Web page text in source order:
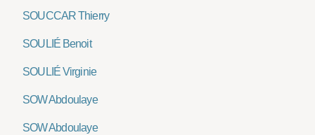
SOUCCAR Thierry
SOULIÉ Benoit
SOULIÉ Virginie
SOW Abdoulaye
SOW Abdoulaye